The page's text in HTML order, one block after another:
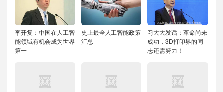
李开复：中国在人工智
能领域有机会成为世界
第一
史上最全人工智能政策
汇总
习大大发话：革命尚未
成功，3D打印界的同
志还需努力！